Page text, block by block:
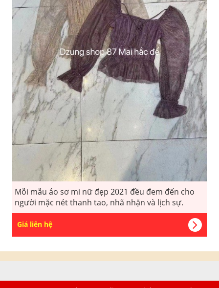
Mỗi mẫu áo sơ mi nữ đẹp 2021 đều đem đến cho
người mặc nét thanh tao, nhã nhặn và lịch sự.
Giá liên hệ